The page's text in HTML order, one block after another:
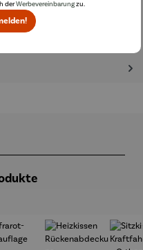
derWerbevereinbarungzu.